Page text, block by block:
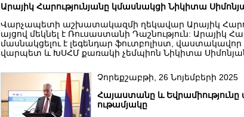
Արայիկ Հարությունյանը կմասնակցի Նիկիտա
Վարչապետի աշխատակազմի ղեկավար Արայիկ
այցով մեկնել է Ռուսաստանի Դաշնություն: Արայիկ
մասնակցելու է լեգենդար ֆուտբոլիստ,
վարպետ և ԽՍՀՄ քառակի չեմպիոն Նիկիտա
Չորեքշաբթի, 26 Նոյեմբերի 2025
Հայաստանը և
ութամյակը